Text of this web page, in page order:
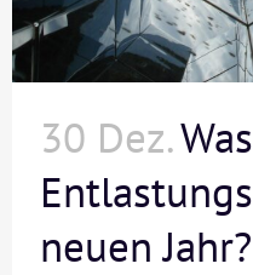
30 Dez.
neuen Jahr?